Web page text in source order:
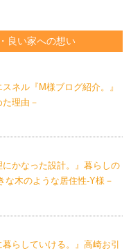
良い家への想い
ネル『M様ブログ紹介。』
理由－
にかなった設計。』暮らしの
な木のような居住性-Y様－
らしていける。』高崎お引